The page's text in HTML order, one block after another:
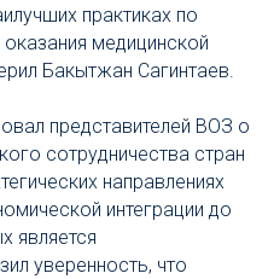
практиках по
медицинской
Бакытжан Сагинтаев.
представителей ВОЗ о
сотрудничества стран
направлениях
интеграции до
является
уверенность, что